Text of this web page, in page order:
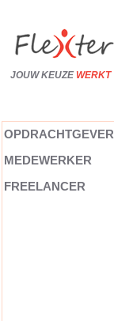
JOUW KEUZE WERKT
OPDRACHTGEVER
MEDEWERKER
FREELANCER